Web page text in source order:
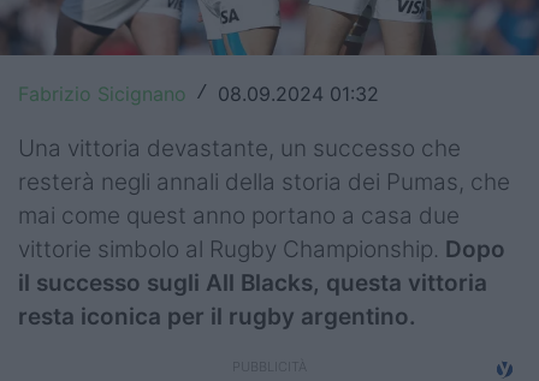
Champions Cup
Rugby World Cup
Super Rugby
Rugby in TV
Mercato
Fabrizio Sicignano / 08.09.2024 01:32
Una vittoria devastante, un successo che
resterà negli annali della storia dei Pumas, che
mai come quest anno portano a casa due
vittorie simbolo al Rugby Championship. Dopo
il successo sugli All Blacks, questa vittoria
resta iconica per il rugby argentino.